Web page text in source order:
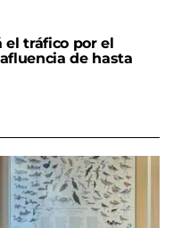
el tráfico por el
de hasta